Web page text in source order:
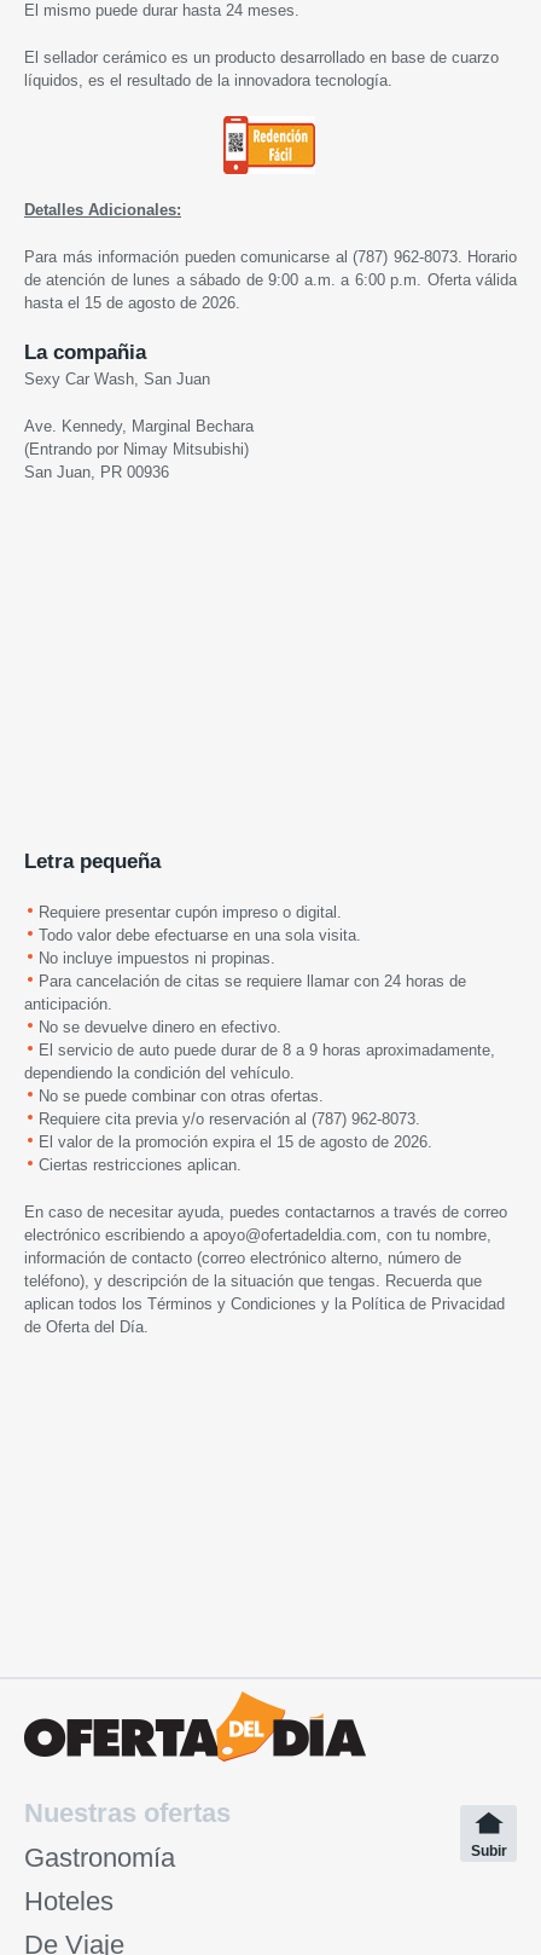
El mismo puede durar hasta 24 meses.
El sellador cerámico es un producto desarrollado en base de cuarzo
líquidos, es el resultado de la innovadora tecnología.
Detalles Adicionales:
Para más información pueden comunicarse al (787) 962-8073. Horario
de atención de lunes a sábado de 9:00 a.m. a 6:00 p.m. Oferta válida
hasta el 15 de agosto de 2026.
La compañia
Sexy Car Wash, San Juan
Ave. Kennedy, Marginal Bechara
(Entrando por Nimay Mitsubishi)
San Juan, PR 00936
Letra pequeña
Requiere presentar cupón impreso o digital.
Todo valor debe efectuarse en una sola visita.
No incluye impuestos ni propinas.
Para cancelación de citas se requiere llamar con 24 horas de
anticipación.
No se devuelve dinero en efectivo.
El servicio de auto puede durar de 8 a 9 horas aproximadamente,
dependiendo la condición del vehículo.
No se puede combinar con otras ofertas.
Requiere cita previa y/o reservación al (787) 962-8073.
El valor de la promoción expira el 15 de agosto de 2026.
Ciertas restricciones aplican.
En caso de necesitar ayuda, puedes contactarnos a través de correo
electrónico escribiendo a apoyo@ofertadeldia.com , con tu nombre,
información de contacto (correo electrónico alterno, número de
teléfono), y descripción de la situación que tengas. Recuerda que
aplican todos los Términos y Condiciones y la Política de Privacidad
de Oferta del Día.
Nuestras ofertas
Gastronomía
Hoteles
De Viaje
Subir